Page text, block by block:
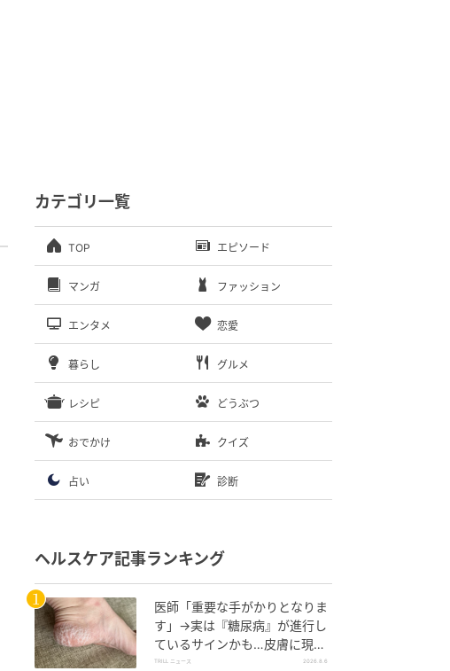
カテゴリ一覧
TOP エピソード
マンガ ファッション
エンタメ 恋愛
暮らし グルメ
レシピ どうぶつ
おでかけ クイズ
占い 診断
ヘルスケア記事ランキング
医師「重要な手がかりとなりま
す」→実は『糖尿病』が進行し
ているサインかも…皮膚に現れ
る“3つの危険な変化”
TRILL ニュース 2026.8.6